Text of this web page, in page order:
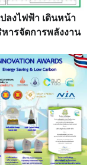
ลงไฟฟ้า เดินหน้า
หารจัดการพลังงาน